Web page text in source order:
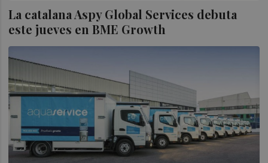
La catalana Aspy Global Services debuta
este jueves en BME Growth